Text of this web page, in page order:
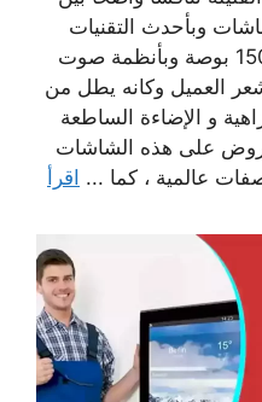
وبأحدث التقنيات
وبأحجام متنوعة تصل 140و 150 بوصة وبأنظمة صوت
العميل وكانه يطل من
و الإضاءة الساطعة
على هذه الشاشات
عالمية ، كما ... اقرأ